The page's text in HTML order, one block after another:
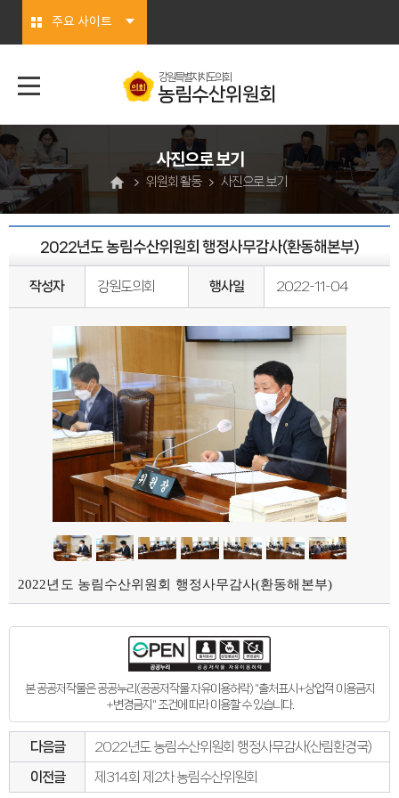
주요 사이트
강원특별자치도의회
농림수산위원회
사진으로 보기
위원회 활동 사진으로 보기
2022년도 농림수산위원회 행정사무감사(환동해본부)
작성자 강원도의회 행사일 2022-11-04
2022년도 농림수산위원회 행정사무감사(환동해본부)
본 공공저작물은 공공누리(공공저작물 자유이용허락) "출처표시+상업적 이용금지
+변경금지" 조건에 따라 이용할 수 있습니다.
다음글
2022년도 농림수산위원회 행정사무감사(산림환경국)
이전글
제314회 제2차 농림수산위원회